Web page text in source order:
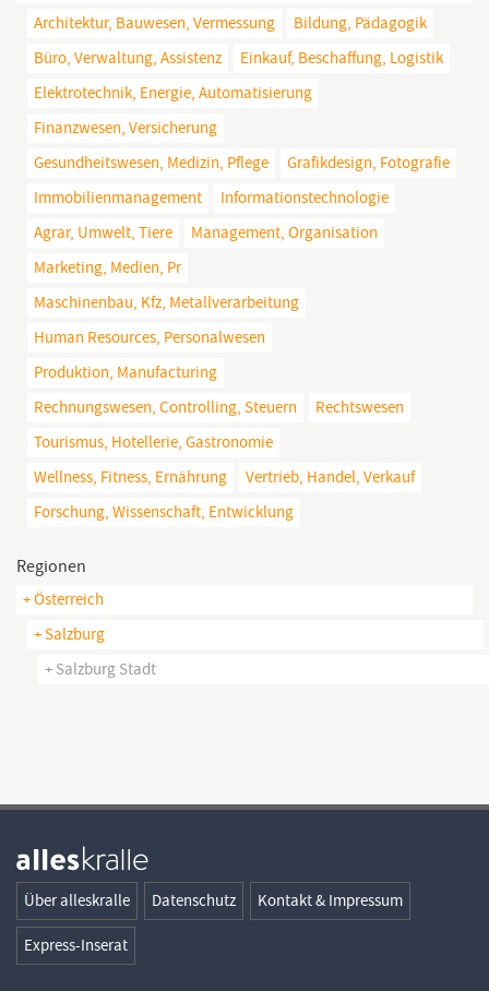
Architektur, Bauwesen, Vermessung
Bildung, Pädagogik
Büro, Verwaltung, Assistenz
Einkauf, Beschaffung, Logistik
Elektrotechnik, Energie, Automatisierung
Finanzwesen, Versicherung
Gesundheitswesen, Medizin, Pflege
Grafikdesign, Fotografie
Immobilienmanagement
Informationstechnologie
Agrar, Umwelt, Tiere
Management, Organisation
Marketing, Medien, Pr
Maschinenbau, Kfz, Metallverarbeitung
Human Resources, Personalwesen
Produktion, Manufacturing
Rechnungswesen, Controlling, Steuern
Rechtswesen
Tourismus, Hotellerie, Gastronomie
Wellness, Fitness, Ernährung
Vertrieb, Handel, Verkauf
Forschung, Wissenschaft, Entwicklung
Regionen
+ Österreich
+ Salzburg
+ Salzburg Stadt
Über alleskralle Datenschutz Kontakt & Impressum
Express-Inserat